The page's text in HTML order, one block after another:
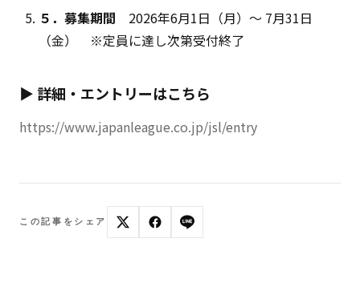
５．募集期間 2026年6月1日（月）〜 7月31日
（金） ※定員に達し次第受付終了
▶ 詳細・エントリーはこちら
https://www.japanleague.co.jp/jsl/entry
この記事をシェア